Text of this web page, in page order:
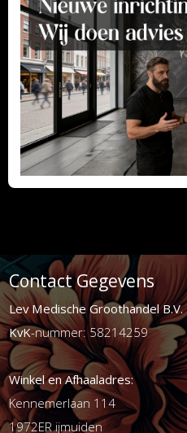
Contact Gegevens
Lev Medische Groothandel B.V.
KvK-nummer: 58214259
Winkel en Afhaaladres:
Kennemerlaan 114
1972ER ijmuiden